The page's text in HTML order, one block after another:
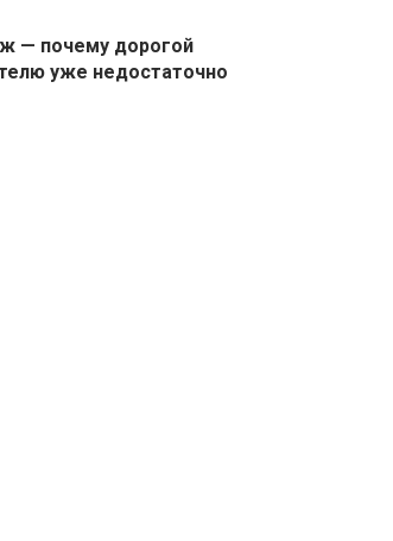
— почему дорогой
уже недостаточно